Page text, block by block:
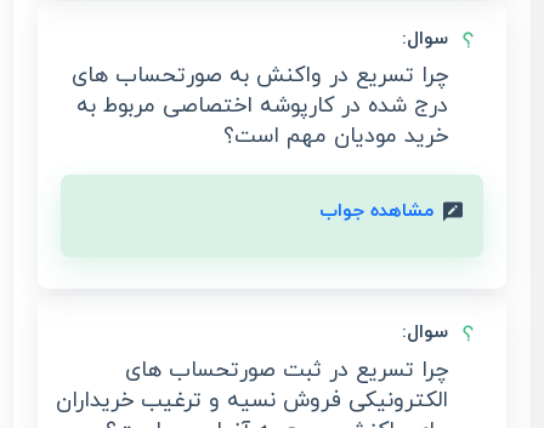
سوال:
چرا تسریع در واکنش به صورتحساب های
درج شده در کارپوشه اختصاصی مربوط به
خرید مودیان مهم است؟
مشاهده جواب
سوال:
چرا تسریع در ثبت صورتحساب های
الکترونیکی فروش نسیه و ترغیب خریداران